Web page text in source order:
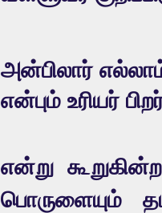
அன்பிலார்
என்பும் உரியர்
என்று
பொருளையும்